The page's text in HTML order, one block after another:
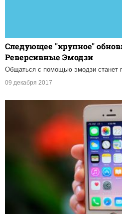
Следующее "крупное"
Реверсивные Эмодзи
Общаться с помощью эмодзи станет
09 декабря 2017